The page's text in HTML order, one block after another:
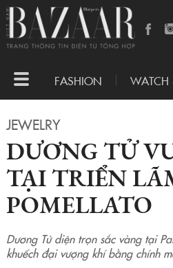
Toggle
navigation
FASHION WATCH
JEWELRY
DƯƠNG TỬ
TẠI TRIỂN
POMELLATO
Dương Tử diện trọn sắc vàng tại
khuếch đại vượng khí bằng chính